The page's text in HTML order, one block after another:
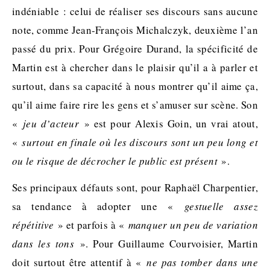
indéniable : celui de réaliser ses discours sans aucune
note, comme Jean-François Michalczyk, deuxième l’an
passé du prix. Pour Grégoire Durand, la spécificité de
Martin est à chercher dans le plaisir qu’il a à parler et
surtout, dans sa capacité à nous montrer qu’il aime ça,
qu’il aime faire rire les gens et s’amuser sur scène. Son
« jeu d’acteur » est pour Alexis Goin, un vrai atout,
« surtout en finale où les discours sont un peu long et
ou le risque de décrocher le public est présent ».
Ses principaux défauts sont, pour Raphaël Charpentier,
sa tendance à adopter une « gestuelle assez
répétitive » et parfois à « manquer un peu de variation
dans les tons ». Pour Guillaume Courvoisier, Martin
doit surtout être attentif à «ne pas tomber dans une